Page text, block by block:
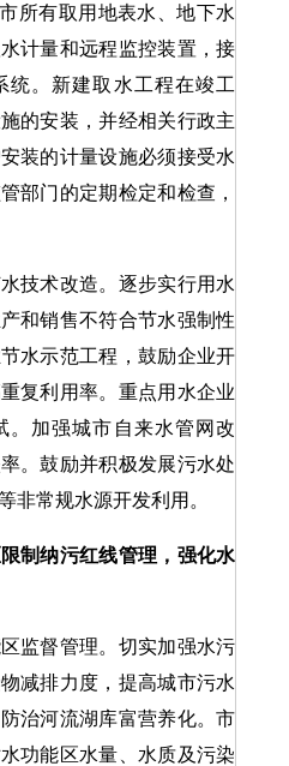
所有取用地表水、地下水
计量和远程监控装置，接
统。新建取水工程在竣工
的安装，并经相关行政主
装的计量设施必须接受水
部门的定期检定和检查，
术改造。逐步实行用水
和销售不符合节水强制性
水示范工程，鼓励企业开
复利用率。重点用水企业
。加强城市自来水管网改
。鼓励并积极发展污水处
非常规水源开发利用。
制纳污红线管理，强化水
督管理。切实加强水污
减排力度，提高城市污水
治河流湖库富营养化。市
功能区水量、水质及污染